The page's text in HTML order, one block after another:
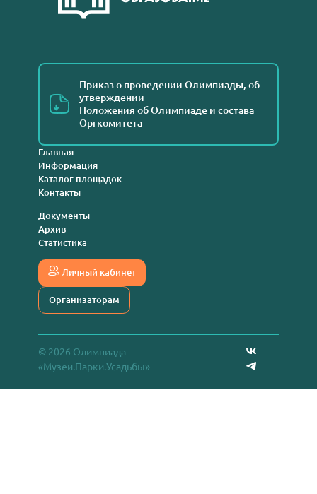
Приказ о проведении Олимпиады, об
утверждении
Положения об Олимпиаде и состава
Оргкомитета
Главная
Информация
Каталог площадок
Контакты
Документы
Архив
Статистика
Личный кабинет
Организаторам
© 2026 Олимпиада
«Музеи.Парки.Усадьбы»